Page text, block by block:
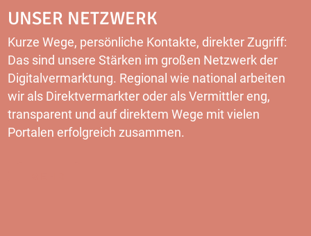
UNSER NETZWERK
Kurze Wege, persönliche Kontakte, direkter Zugriff:
Das sind unsere Stärken im großen Netzwerk der
Digitalvermarktung. Regional wie national arbeiten
wir als Direktvermarkter oder als Vermittler eng,
transparent und auf direktem Wege mit vielen
Portalen erfolgreich zusammen.